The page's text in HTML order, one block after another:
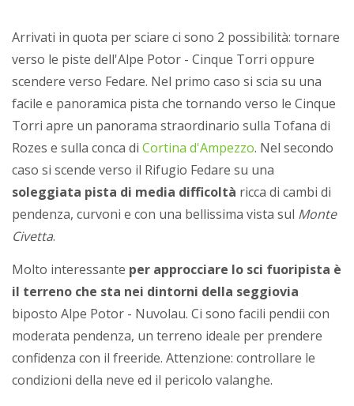
Arrivati in quota per sciare ci sono 2 possibilità: tornare
verso le piste dell'Alpe Potor - Cinque Torri oppure
scendere verso Fedare. Nel primo caso si scia su una
facile e panoramica pista che tornando verso le Cinque
Torri apre un panorama straordinario sulla Tofana di
Rozes e sulla conca di Cortina d'Ampezzo. Nel secondo
caso si scende verso il Rifugio Fedare su una
soleggiata pista di media difficoltà ricca di cambi di
pendenza, curvoni e con una bellissima vista sul Monte
Civetta.
Molto interessante per approcciare lo sci fuoripista è
il terreno che sta nei dintorni della seggiovia
biposto Alpe Potor - Nuvolau. Ci sono facili pendii con
moderata pendenza, un terreno ideale per prendere
confidenza con il freeride. Attenzione: controllare le
condizioni della neve ed il pericolo valanghe.